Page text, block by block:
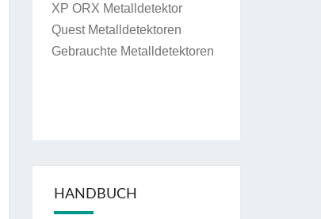
XP ORX Metalldetektor
Quest Metalldetektoren
Gebrauchte Metalldetektoren
HANDBUCH